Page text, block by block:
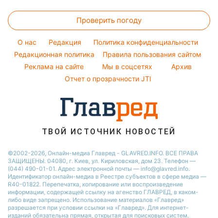
Новости Днепра
Новости Тернополя
Новости Житомира
Новости Одессы
Новости Харькова
Елена Зеленская
Кейт Миддлтон
Алла Пугачева
Максим Галкин
Виталий Козловский
Простые блюда
Легкие десерты
Напитки
Праздничное меню
Тесты по картинке
Оптические иллюзии
Народные приметы
Все о шоу-бизнесе
Проверить погоду
O нас Редакция
Политика конфиденциальности
Редакционная политика
Правила пользования сайтом
Реклама на сайте
Мы в соцсетях
Архив
Отчет о прозрачности JTI
ТВОЙ ИСТОЧНИК НОВОСТЕЙ
©2002-2026, Онлайн-медиа Главред - GLAVRED.INFO. ВСЕ ПРАВА
ЗАЩИЩЕНЫ. 04080, г. Киев, ул. Кириловская, дом 23. Телефон —
(044) 490-01-01. Адрес электронной почты — info@glavred.info.
Идентификатор онлайн-медиа в Реестре cубъектов в сфере медиа —
R40-01822. Перепечатка, копирование или воспроизведение
информации, содержащей ссылку на агенство ГЛАВРЕД, в каком-
либо виде запрещено. Использование материалов «Главред»
разрешается при условии ссылки на «Главред». Для интернет-
изданий обязательна прямая, открытая для поисковых систем,